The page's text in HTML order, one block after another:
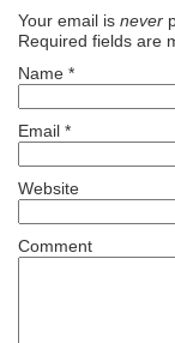
Your email is never
Required fields are
Name *
Email *
Website
Comment